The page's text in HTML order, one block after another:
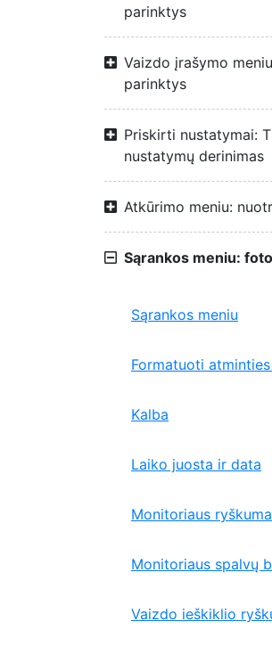
parinktys
Vaizdo įrašymo
parinktys
Priskirti nustatymai:
nustatymų derinimas
Atkūrimo meniu:
Sąrankos meniu:
Sąrankos meniu
Formatuoti
Kalba
Laiko juosta ir data
Monitoriaus
Monitoriaus spalvų
Vaizdo ieškiklio